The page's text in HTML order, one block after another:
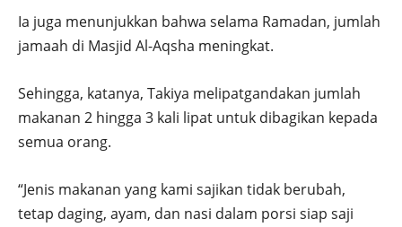
Ia juga menunjukkan bahwa selama Ramadan, jumlah
jamaah di Masjid Al-Aqsha meningkat.
Sehingga, katanya, Takiya melipatgandakan jumlah
makanan 2 hingga 3 kali lipat untuk dibagikan kepada
semua orang.
“Jenis makanan yang kami sajikan tidak berubah,
tetap daging, ayam, dan nasi dalam porsi siap saji